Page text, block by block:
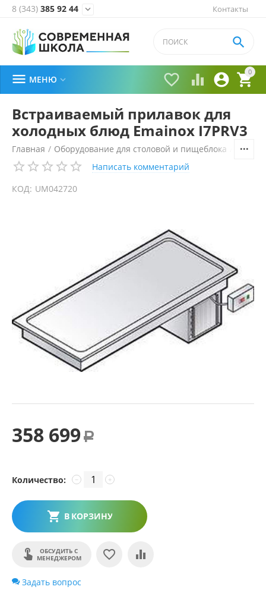
Контакты
8 (343) 385 92 44 
0


 

 МЕНЮ 
Встраиваемый прилавок для
холодных блюд Emainox I7PRV3
Главная / Оборудование для столовой и пищеблока
Написать комментарий
КОД: UM042720
358 699 Р
Количество: +
−
В КОРЗИНУ
ОБСУДИТЬ С
МЕНЕДЖЕРОМ
Задать вопрос